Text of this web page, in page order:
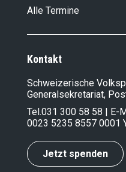
Alle Termine
Kontakt
Schweizerische
Generalsekretariat,
Tel.031 300 58 58 | E-
0023 5235 8557 0001
Jetzt spenden